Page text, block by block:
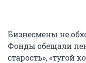
Бизнесмены не
Фонды обещали
старость», «тугой